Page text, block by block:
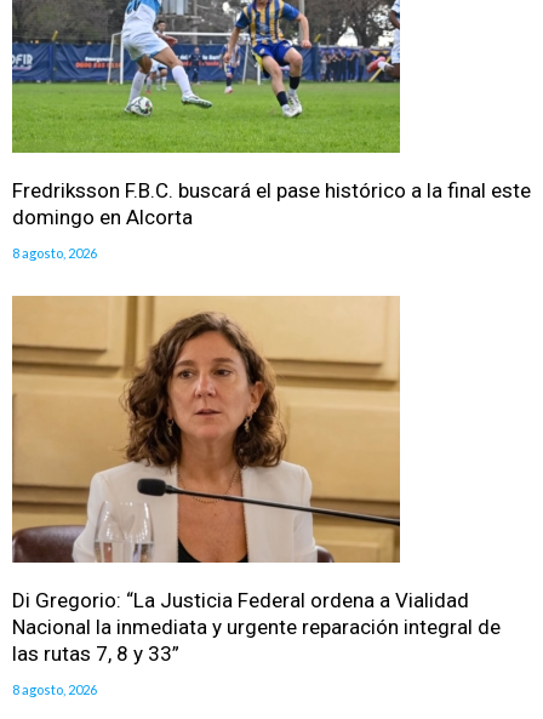
Fredriksson F.B.C. buscará el pase histórico a la final este
domingo en Alcorta
8 agosto, 2026
Di Gregorio: “La Justicia Federal ordena a Vialidad
Nacional la inmediata y urgente reparación integral de
las rutas 7, 8 y 33”
8 agosto, 2026